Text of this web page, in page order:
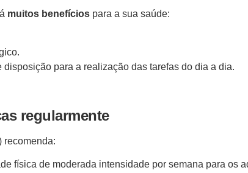
muitos benefícios para a sua saúde:
para a realização das tarefas do dia a dia.
regularmente
recomenda:
física de moderada intensidade por semana para os